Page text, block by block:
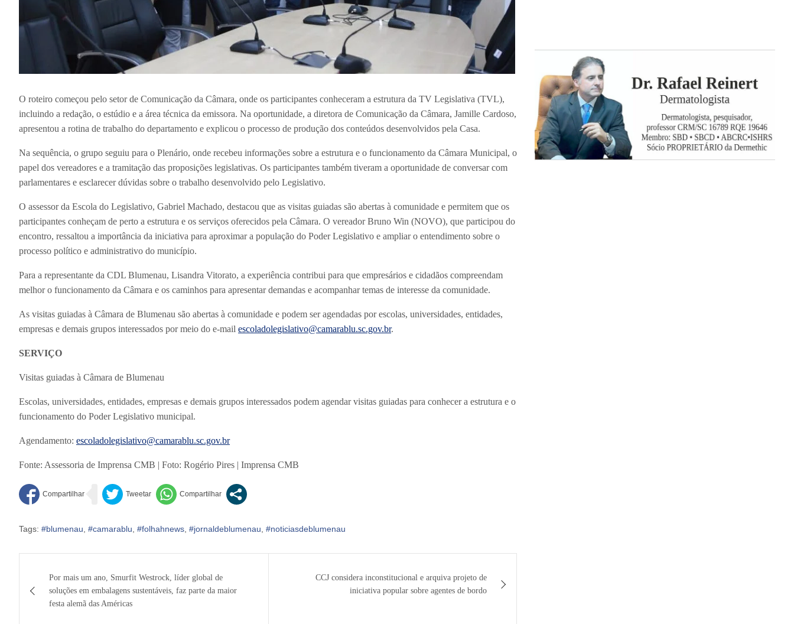
O roteiro começou pelo setor de Comunicação da Câmara, onde os participantes conheceram a estrutura da TV Legislativa (TVL),
incluindo a redação, o estúdio e a área técnica da emissora. Na oportunidade, a diretora de Comunicação da Câmara, Jamille Cardoso,
apresentou a rotina de trabalho do departamento e explicou o processo de produção dos conteúdos desenvolvidos pela Casa.
Na sequência, o grupo seguiu para o Plenário, onde recebeu informações sobre a estrutura e o funcionamento da Câmara Municipal, o
papel dos vereadores e a tramitação das proposições legislativas. Os participantes também tiveram a oportunidade de conversar com
parlamentares e esclarecer dúvidas sobre o trabalho desenvolvido pelo Legislativo.
O assessor da Escola do Legislativo, Gabriel Machado, destacou que as visitas guiadas são abertas à comunidade e permitem que os
participantes conheçam de perto a estrutura e os serviços oferecidos pela Câmara. O vereador Bruno Win (NOVO), que participou do
encontro, ressaltou a importância da iniciativa para aproximar a população do Poder Legislativo e ampliar o entendimento sobre o
processo político e administrativo do município.
Para a representante da CDL Blumenau, Lisandra Vitorato, a experiência contribui para que empresários e cidadãos compreendam
melhor o funcionamento da Câmara e os caminhos para apresentar demandas e acompanhar temas de interesse da comunidade.
As visitas guiadas à Câmara de Blumenau são abertas à comunidade e podem ser agendadas por escolas, universidades, entidades,
empresas e demais grupos interessados por meio do e-mail escoladolegislativo@camarablu.sc.gov.br.
SERVIÇO
Visitas guiadas à Câmara de Blumenau
Escolas, universidades, entidades, empresas e demais grupos interessados podem agendar visitas guiadas para conhecer a estrutura e o
funcionamento do Poder Legislativo municipal.
Agendamento: escoladolegislativo@camarablu.sc.gov.br
Fonte: Assessoria de Imprensa CMB | Foto: Rogério Pires | Imprensa CMB
Tags: #blumenau #camarablu #folhahnews #jornaldeblumenau #noticiasdeblumenau
de
Post
Por mais um ano, Smurfit Westrock, líder global de
soluções em embalagens sustentáveis, faz parte da maior
festa alemã das Américas
CCJ considera inconstitucional e arquiva projeto de
iniciativa popular sobre agentes de bordo